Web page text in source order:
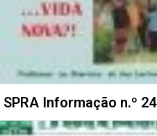
SPRA Informação n.º 24